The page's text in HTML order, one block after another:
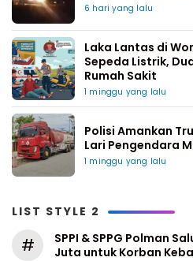
6 hari yang lalu
Laka Lantas di
Sepeda Listrik,
Rumah Sakit
1 minggu yang lalu
Polisi Amankan
Lari Pengendara
1 minggu yang lalu
LIST STYLE 2
#
SPPI & SPPG Polman
Juta untuk Korban